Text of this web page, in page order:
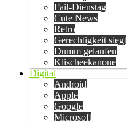
Fail-Dienstag
Cute News
Retro
Gerechtigkeit siegt
Dumm gelaufen
Klischeekanone
Digital
Android
Apple
Google
Microsoft